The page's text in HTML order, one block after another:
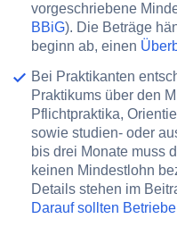
vorgeschriebene
BBiG). Die Beträge
beginn ab, einen
Bei Praktikanten
Praktikums über den
Pflichtpraktika,
sowie studien- oder
bis drei Monate muss
keinen Mindestlohn
Details stehen im
Darauf sollten